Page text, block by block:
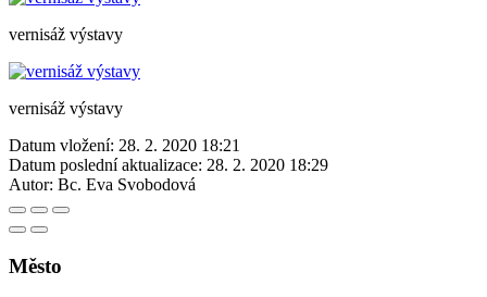
vernisáž výstavy
vernisáž výstavy
Datum vložení: 28. 2. 2020 18:21
Datum poslední aktualizace: 28. 2. 2020 18:29
Autor: Bc. Eva Svobodová
Město